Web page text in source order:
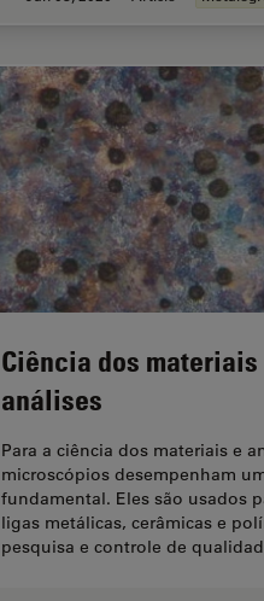
Ciência dos materiais
análises
Para a ciência dos materiais e
microscópios desempenham
fundamental. Eles são usados
ligas metálicas, cerâmicas e
pesquisa e controle de